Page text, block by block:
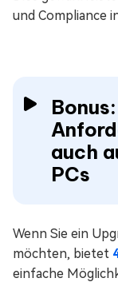
und Compliance
auch
PCs
Wenn Sie ein
möchten, bietet
einfache